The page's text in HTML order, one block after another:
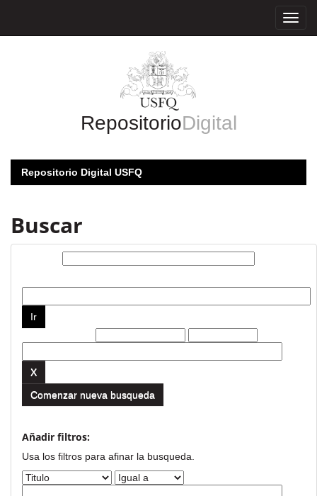
RepositorioDigital
Repositorio Digital USFQ
Buscar
Comenzar nueva busqueda
Añadir filtros:
Usa los filtros para afinar la busqueda.